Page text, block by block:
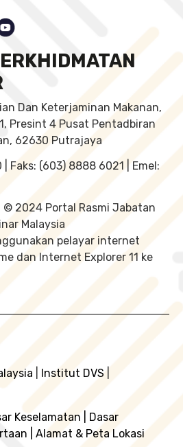
Dan Keterjaminan Makanan,
Presint 4 Pusat Pentadbiran
62630 Putrajaya
Faks: (603) 8888 6021 | Emel:
© 2024 Portal Rasmi Jabatan
Malaysia
pelayar internet
dan Internet Explorer 11 ke
Institut DVS
Keselamatan
Dasar
|Alamat & Peta Lokasi